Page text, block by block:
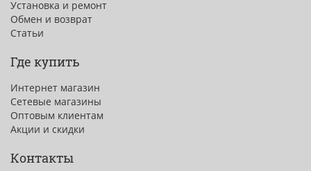
Установка и ремонт
Обмен и возврат
Статьи
Где купить
Интернет магазин
Сетевые магазины
Оптовым клиентам
Акции и скидки
Контакты